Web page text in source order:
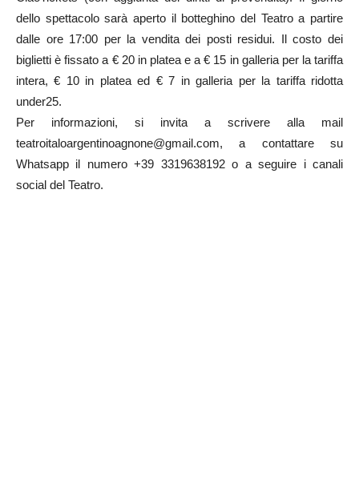
dello spettacolo sarà aperto il botteghino del Teatro a partire
dalle ore 17:00 per la vendita dei posti residui. Il costo dei
biglietti è fissato a € 20 in platea e a € 15 in galleria per la tariffa
intera, € 10 in platea ed € 7 in galleria per la tariffa ridotta
under25.
Per informazioni, si invita a scrivere alla mail
teatroitaloargentinoagnone@gmail.com, a contattare su
Whatsapp il numero +39 3319638192 o a seguire i canali
social del Teatro.